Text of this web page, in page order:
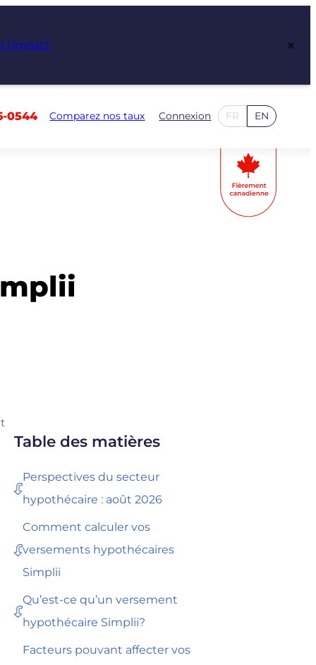
l’impact ×
0544 Comparez nos taux Connexion FR EN
Table des matières
Perspectives du secteur
hypothécaire : août 2026
Comment calculer vos
versements hypothécaires
Simplii
Qu’est-ce qu’un versement
hypothécaire Simplii?
Facteurs pouvant affecter vos